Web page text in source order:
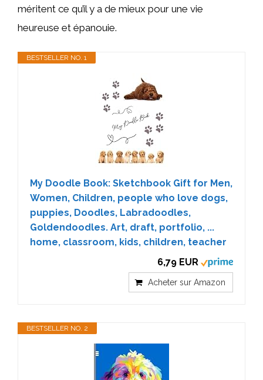
méritent ce qu’il y a de mieux pour une vie
heureuse et épanouie.
BESTSELLER NO. 1
My Doodle Book: Sketchbook Gift for Men,
Women, Children, people who love dogs,
puppies, Doodles, Labradoodles,
Goldendoodles. Art, draft, portfolio, ...
home, classroom, kids, children, teacher
6,79 EUR
Acheter sur Amazon
BESTSELLER NO. 2